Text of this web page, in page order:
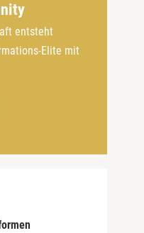
entsteht
Elite mit